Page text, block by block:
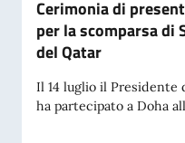
Cerimonia di
per la scomparsa di
del Qatar
Il 14 luglio il Presidente
ha partecipato a Doha